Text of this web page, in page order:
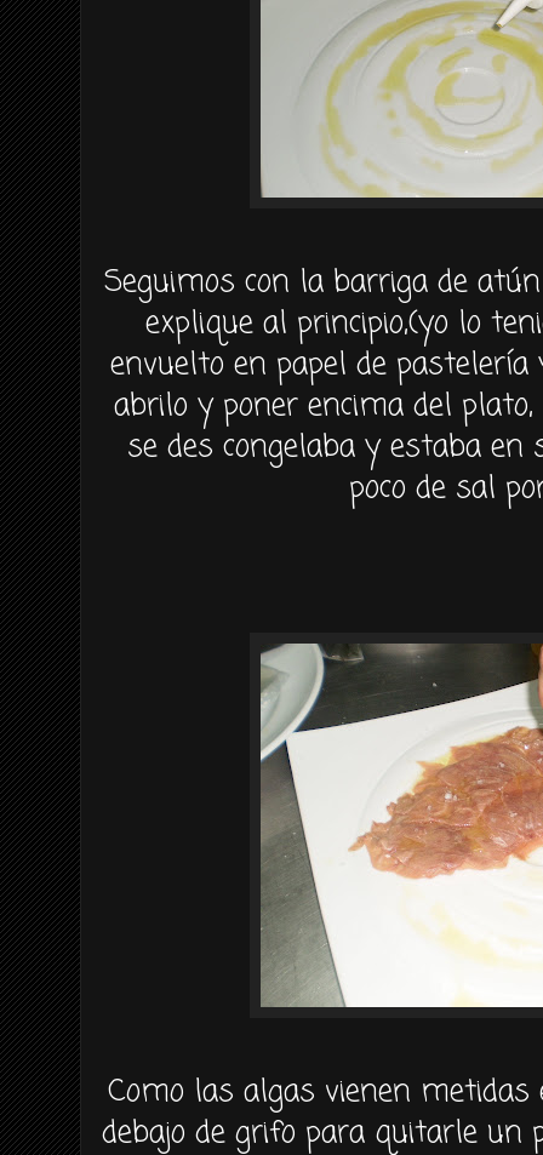
Seguimos con la barriga de atún
explique al principio,(yo lo
envuelto en papel de pastelería
abrilo y poner encima del
sedes congelaba y estaba en
poco de sal
Como las algas vienen
debajo de grifo para quitarle un